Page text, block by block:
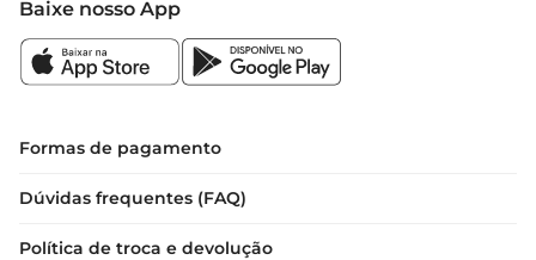
Baixe nosso App
Formas de pagamento
Dúvidas frequentes (FAQ)
Política de troca e devolução